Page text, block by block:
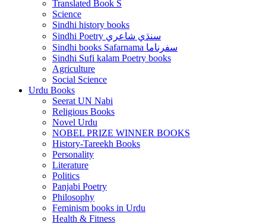
Translated Book S
Science
Sindhi history books
Sindhi Poetry سنڌي شاعري
Sindhi books Safarnama سفرناما
Sindhi Sufi kalam Poetry books
Agriculture
Social Science
Urdu Books
Seerat UN Nabi
Religious Books
Novel Urdu
NOBEL PRIZE WINNER BOOKS
History-Tareekh Books
Personality
Literature
Politics
Panjabi Poetry
Philosophy
Feminism books in Urdu
Health & Fitness